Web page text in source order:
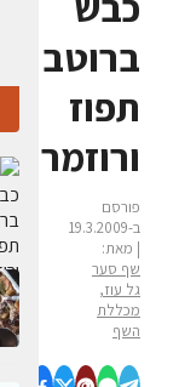
ברוטב
תפוז
ורוזמרין
פורסם
ב-19.3.2009
| מאת:
שף סער
גל עוז,
מכללת
השף